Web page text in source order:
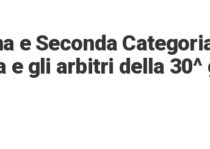
e Seconda
e gli arbitri della 30^